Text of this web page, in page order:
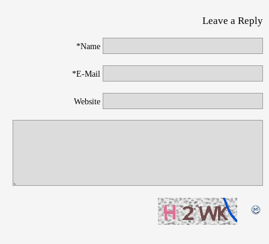
Leave a Reply
Name*
E-Mail*
Website